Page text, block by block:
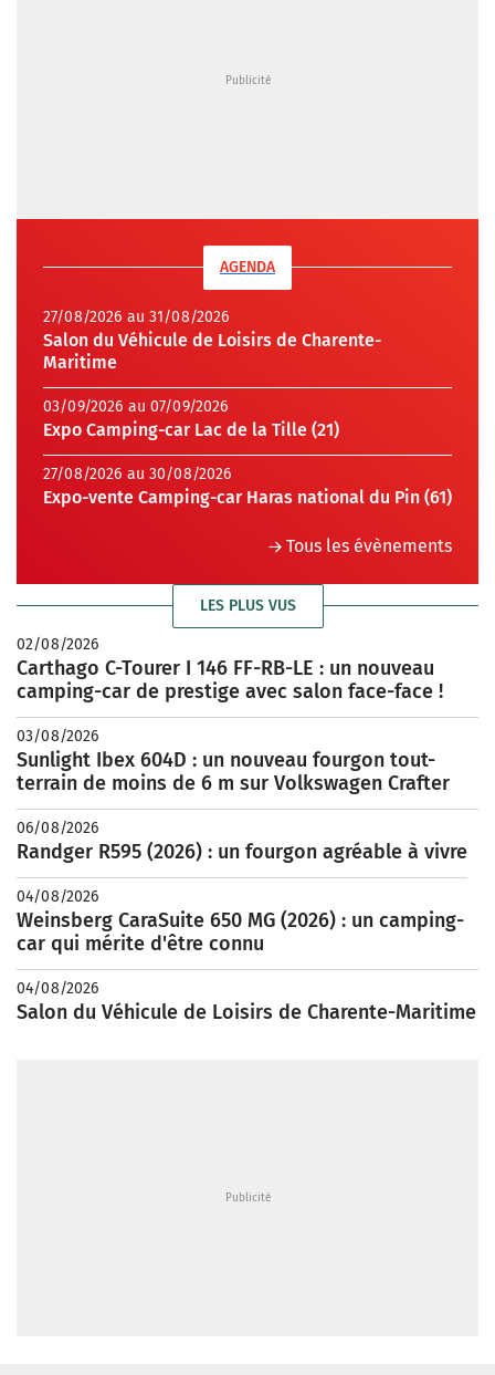
AGENDA
27/08/2026 au 31/08/2026
Salon du Véhicule de Loisirs de Charente-
Maritime
03/09/2026 au 07/09/2026
Expo Camping-car Lac de la Tille (21)
27/08/2026 au 30/08/2026
Expo-vente Camping-car Haras national du Pin (61)
Tous les évènements
LES PLUS VUS
02/08/2026
Carthago C-Tourer I 146 FF-RB-LE : un nouveau
camping-car de prestige avec salon face-face !
03/08/2026
Sunlight Ibex 604D : un nouveau fourgon tout-
terrain de moins de 6 m sur Volkswagen Crafter
06/08/2026
Randger R595 (2026) : un fourgon agréable à vivre
04/08/2026
Weinsberg CaraSuite 650 MG (2026) : un camping-
car qui mérite d'être connu
04/08/2026
Salon du Véhicule de Loisirs de Charente-Maritime